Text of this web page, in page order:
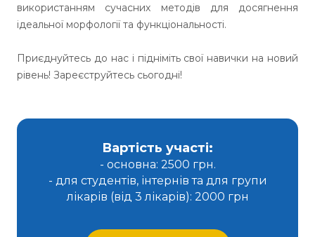
використанням сучасних методів для досягнення
ідеальної морфології та функціональності.
Приєднуйтесь до нас і підніміть свої навички на новий
рівень! Зареєструйтесь сьогодні!
Вартість участі:
- основна: 2500 грн.
- для студентів, інтернів та для групи
лікарів (від 3 лікарів): 2000 грн